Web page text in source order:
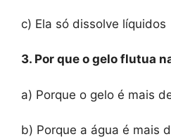
c) Ela só dissolve líquidos
3. Por que o gelo flutua
a) Porque o gelo é mais
b) Porque a água é mais